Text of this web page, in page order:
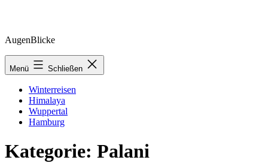
Zum
springen
AugenBlicke
Menü Schließen
Winterreisen
Himalaya
Wuppertal
Hamburg
Kategorie: Palani